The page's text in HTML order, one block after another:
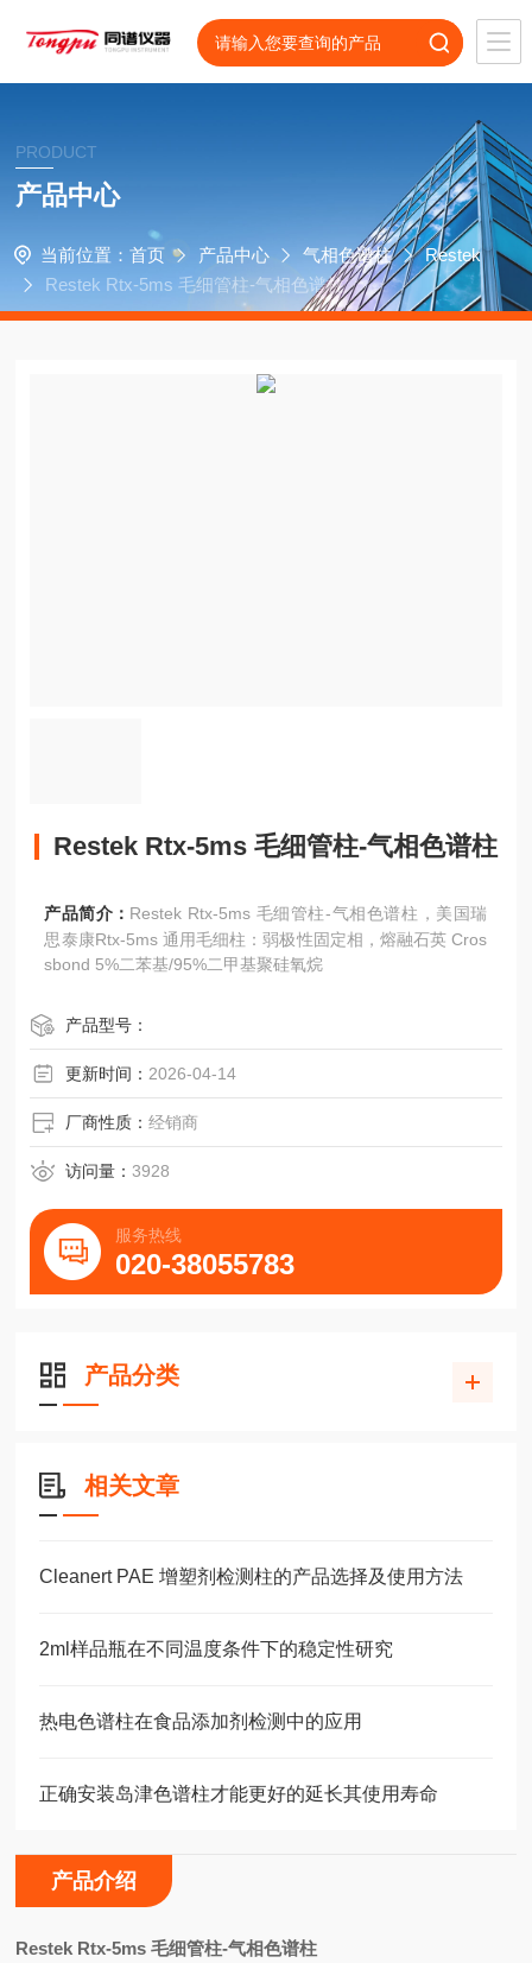
PRODUCT
产品中心
当前位置： 首页 产品中心 气相色谱柱
Restek
Restek Rtx-5ms 毛细管柱-气相色谱柱
Restek Rtx-5ms 毛细管柱-气相色谱柱
产品简介： Restek Rtx-5ms 毛细管柱-气相色谱柱，美国瑞
思泰康Rtx-5ms 通用毛细柱：弱极性固定相，熔融石英 Cros
sbond 5%二苯基/95%二甲基聚硅氧烷
产品型号：
更新时间： 2026-04-14
厂商性质：经销商
访问量：3928
服务热线
020-38055783
产品分类
相关文章
Cleanert PAE 增塑剂检测柱的产品选择及使用方法
2ml样品瓶在不同温度条件下的稳定性研究
热电色谱柱在食品添加剂检测中的应用
正确安装岛津色谱柱才能更好的延长其使用寿命
产品介绍
Restek Rtx-5ms毛细管柱-气相色谱柱